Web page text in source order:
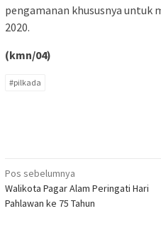
pengamanan khususnya untuk
2020.
(kmn/04)
#pilkada
Navigasi
pos
Pos sebelumnya
Walikota Pagar Alam Peringati Hari
Pahlawan ke 75 Tahun